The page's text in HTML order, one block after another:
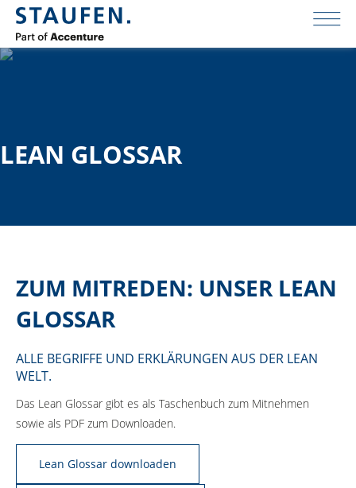
LEAN GLOSSAR
ZUM MITREDEN: UNSER LEAN
GLOSSAR
ALLE BEGRIFFE UND ERKLÄRUNGEN AUS DER LEAN
WELT.
Das Lean Glossar gibt es als Taschenbuch zum Mitnehmen
sowie als PDF zum Downloaden.
Lean Glossar downloaden